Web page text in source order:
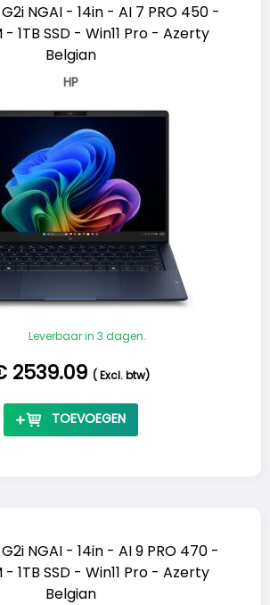
NGAI - 14in - AI 7 PRO 450 -
- 1TB SSD - Win11 Pro - Azerty
Belgian
HP
Leverbaar in 3 dagen.
2539.09 ( Excl. btw)
TOEVOEGEN
NGAI - 14in - AI 9 PRO 470 -
- 1TB SSD - Win11 Pro - Azerty
Belgian